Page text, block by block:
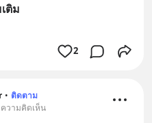
ติม
2
• ติดตาม
ความคิดเห็น